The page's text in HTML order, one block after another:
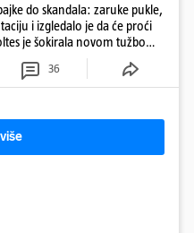
do skandala: zaruke pukle,
i izgledalo je da će proći
je šokirala novom tužbom
36